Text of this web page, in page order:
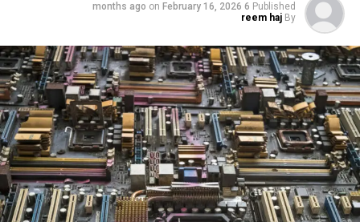
DON'T MISS
مبتكر ومسؤول
Published
6 months ago
on February 16, 2026
By
reem haj